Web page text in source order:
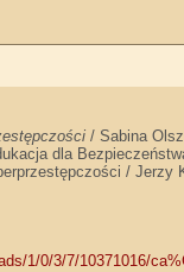
/ Sabina
dla
/ Jerzy
1/0/3/7/10371016/